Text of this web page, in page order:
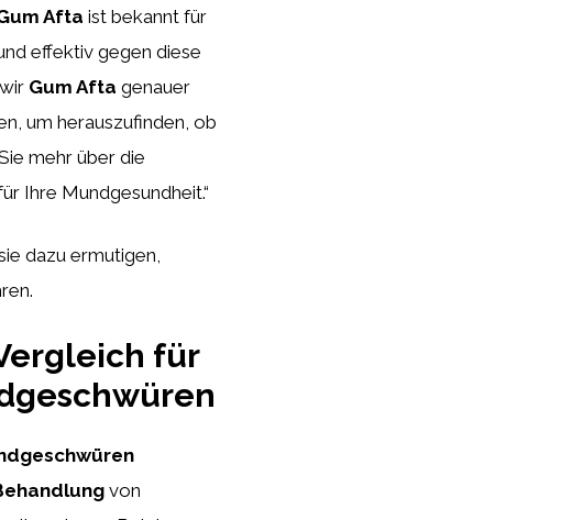
Afta ist bekannt für
effektiv gegen diese
Gum Afta genauer
um herauszufinden, ob
mehr über die
Ihre Mundgesundheit.“
dazu ermutigen,
für
von